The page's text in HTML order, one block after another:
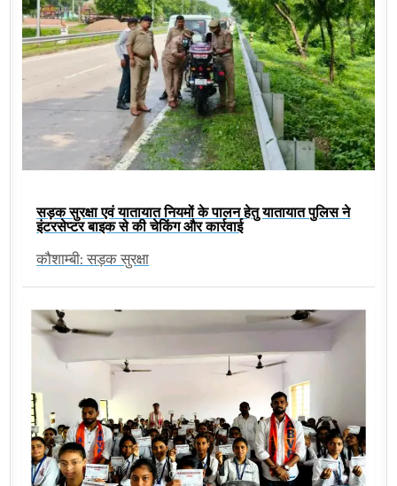
सड़क सुरक्षा एवं यातायात नियमों के पालन हेतु यातायात पुलिस ने
इंटरसेप्टर बाइक से की चेकिंग और कार्रवाई
कौशाम्बी: सड़क सुरक्षा